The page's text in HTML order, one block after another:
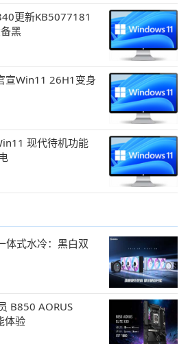
更新KB5077181
黑
宣Win11 26H1变身
现代待机功能
体式水冷：黑白双
B850 AORUS
体验